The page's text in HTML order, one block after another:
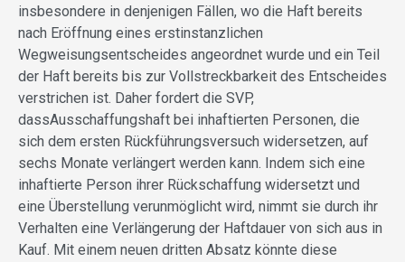
insbesondere in denjenigen Fällen, wo die Haft bereits
nach Eröffnung eines erstinstanzlichen
Wegweisungsentscheides angeordnet wurde und ein Teil
der Haft bereits bis zur Vollstreckbarkeit des Entscheides
verstrichen ist. Daher fordert die SVP,
dassAusschaffungshaft bei inhaftierten Personen, die
sich dem ersten Rückführungsversuch widersetzen, auf
sechs Monate verlängert werden kann. Indem sich eine
inhaftierte Person ihrer Rückschaffung widersetzt und
eine Überstellung verunmöglicht wird, nimmt sie durch ihr
Verhalten eine Verlängerung der Haftdauer von sich aus in
Kauf. Mit einem neuen dritten Absatz könnte diese